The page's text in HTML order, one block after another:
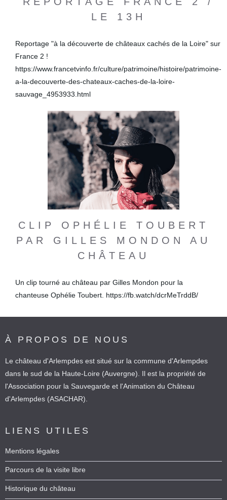
LE 13H
Reportage "à la découverte de châteaux cachés de la Loire" sur
France 2 !
https://www.francetvinfo.fr/culture/patrimoine/histoire/patrimoine-
a-la-decouverte-des-chateaux-caches-de-la-loire-
sauvage_4953933.html
CLIP OPHÉLIE TOUBERT
PAR GILLES MONDON AU
CHÂTEAU
Un clip tourné au château par Gilles Mondon pour la
chanteuse Ophélie Toubert. https://fb.watch/dcrMeTrddB/
À PROPOS DE NOUS
Le château d'Arlempdes est situé sur la commune d'Arlempdes
dans le sud de la Haute-Loire (Auvergne). Il est la propriété de
l'Association pour la Sauvegarde et l'Animation du Château
d'Arlempdes (ASACHAR).
LIENS UTILES
Mentions légales
Parcours de la visite libre
Historique du château